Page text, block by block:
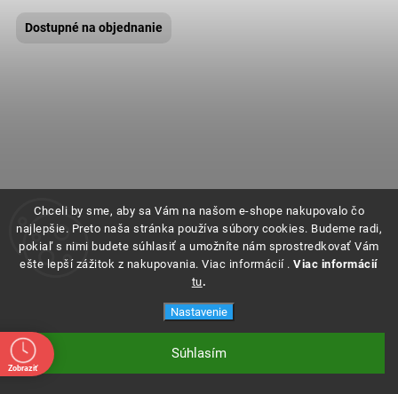
Chceli by sme, aby sa Vám na našom e-shope nakupovalo čo
najlepšie. Preto naša stránka používa súbory cookies. Budeme radi,
pokiaľ s nimi budete súhlasiť a umožníte nám sprostredkovať Vám
ešte lepší zážitok z nakupovania. Viac informácií .Viac informácií
tu.
Nastavenie
Súhlasím
Dostupné na objednanie
Zobraziť